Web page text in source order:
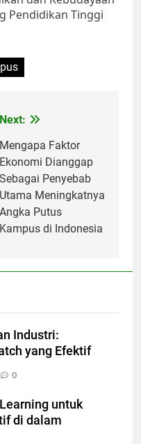
Pendidikan Tinggi
Next:
Mengapa Faktor
Ekonomi Dianggap
Sebagai Penyebab
Utama Meningkatnya
Angka Putus
Kampus di Indonesia
Industri:
yang Efektif
0
untuk
di dalam